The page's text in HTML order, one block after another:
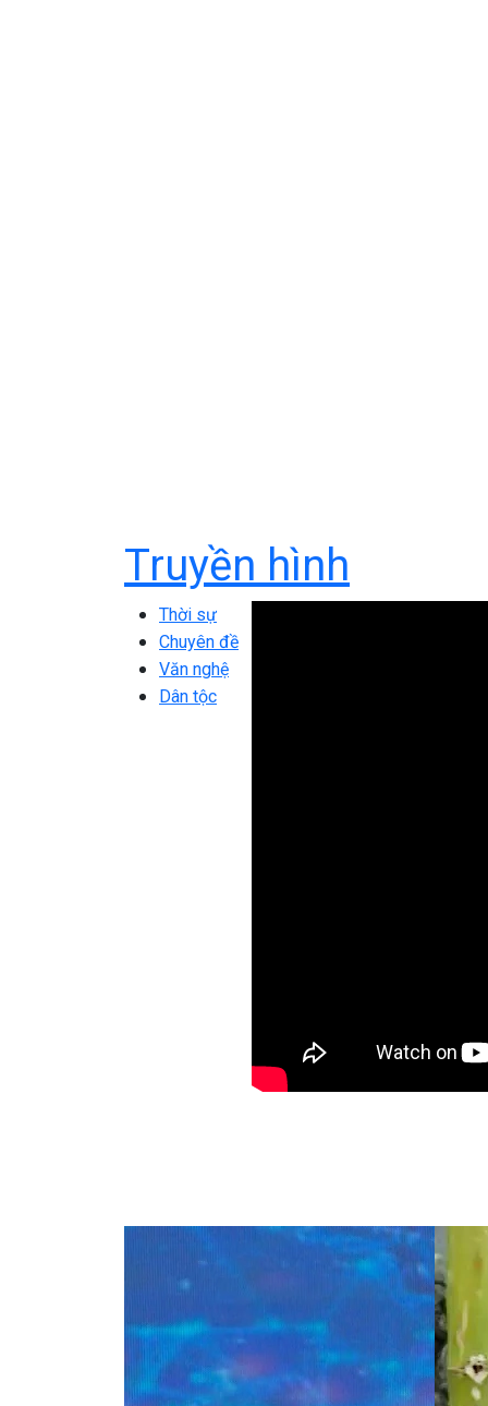
Truyền hình
Thời sự
Chuyên đề
Văn nghệ
Dân tộc